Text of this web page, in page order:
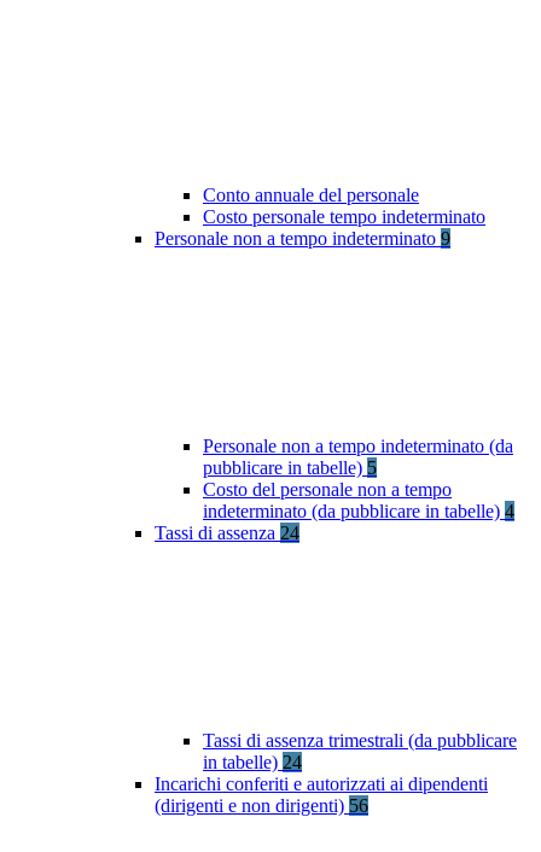
Conto annuale del personale
Costo personale tempo indeterminato
Personale non a tempo indeterminato 9
Personale non a tempo indeterminato (da
pubblicare in tabelle) 5
Costo del personale non a tempo
indeterminato (da pubblicare in tabelle) 4
Tassi di assenza 24
Tassi di assenza trimestrali (da pubblicare
in tabelle) 24
Incarichi conferiti e autorizzati ai dipendenti
(dirigenti e non dirigenti) 56